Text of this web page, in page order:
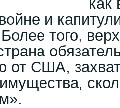
как
и
того,
от США,